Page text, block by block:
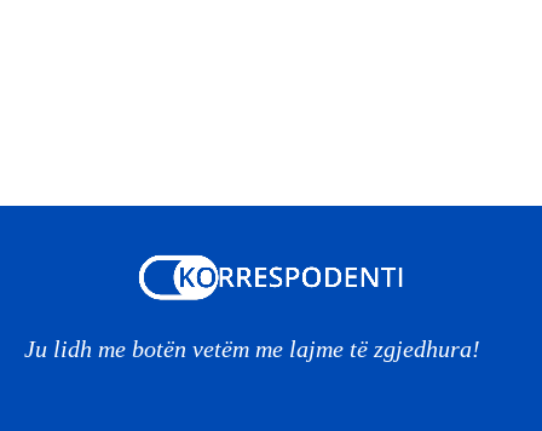
Ju lidh me botën vetëm me lajme të zgjedhura!